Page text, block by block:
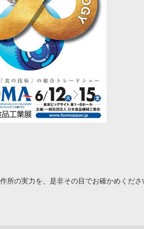
所の実力を、是非その目でお確かめくださ